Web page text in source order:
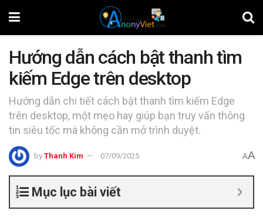
Hướng dẫn cách bật thanh tìm
kiếm Edge trên desktop
Hướng dẫn chi tiết cách bật thanh tìm kiếm Edge
trên desktop, một mẹo hay giúp bạn truy vấn thông
tin siêu tốc mà không cần mở trình duyệt.
by Thanh Kim 07/09/2025 AA
Mục lục bài viết